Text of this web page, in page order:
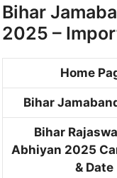
Bihar
2025 –
Home
Bihar
Bihar
Abhiyan 2025
& Date